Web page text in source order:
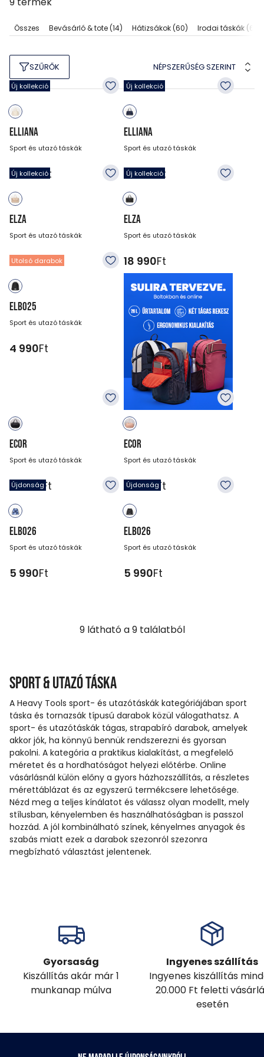
Összes Bevásárló & tote(14) Hátizsákok(60) Irodai táskák (6)
SZŰRŐK NÉPSZERŰSÉG SZERINT
Új kollekció
ELLIANA
Sport és utazó táskák
15 990Ft
Új kollekció
ELLIANA
Sport és utazó táskák
15 990Ft
Új kollekció
ELZA
Sport és utazó táskák
18 990Ft
Új kollekció
ELZA
Sport és utazó táskák
18 990Ft
Utolsó darabok
ELBO25
Sport és utazó táskák
4 990Ft
ECOR
Sport és utazó táskák
14 990Ft
ECOR
Sport és utazó táskák
14 990Ft
Újdonság
ELBO26
Sport és utazó táskák
5 990Ft
Újdonság
ELBO26
Sport és utazó táskák
5 990Ft
9látható a9találatból
Sport & utazó táska
A Heavy Tools sport- és utazótáskák kategóriájában sport
táska és tornazsák típusú darabok közül válogathatsz. A
sport- és utazótáskák tágas, strapabíró darabok, amelyek
akkor jók, ha könnyű bennük rendszerezni és gyorsan
pakolni. A kategória a praktikus kialakítást, a megfelelő
méretet és a hordhatóságot helyezi előtérbe. Online
vásárlásnál külön előny a gyors házhozszállítás, a részletes
mérettáblázat és az egyszerű termékcsere lehetősége.
Nézd meg a teljes kínálatot és válassz olyan modellt, mely
stílusban, kényelemben és használhatóságban is passzol
hozzád. A jól kombinálható színek, kényelmes anyagok és
szabás miatt ezek a darabok szezonról szezonra
megbízható választást jelentenek.
Gyorsaság
Kiszállítás akár már 1
munkanap múlva
Ingyenes szállítás
Ingyenes kiszállítás
20.000 Ft feletti
esetén